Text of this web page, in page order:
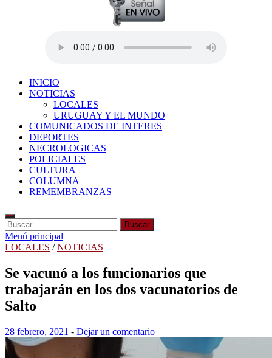
INICIO
NOTICIAS
LOCALES
URUGUAY Y EL MUNDO
COMUNICADOS DE INTERES
DEPORTES
NECROLOGICAS
POLICIALES
CULTURA
COLUMNA
REMEMBRANZAS
Buscar:
Menú principal
LOCALES /NOTICIAS
Se vacunó a los funcionarios que
trabajarán en los dos vacunatorios de
Salto
28 febrero, 2021 - Dejar un comentario